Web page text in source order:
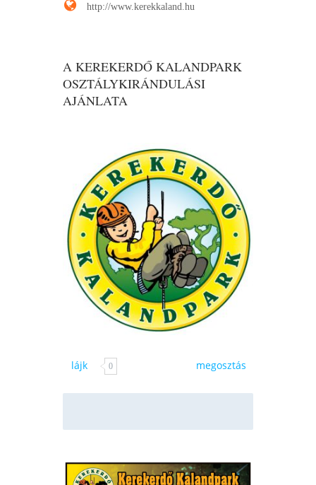
http://www.kerekkaland.hu
A KEREKERDŐ KALANDPARK
OSZTÁLYKIRÁNDULÁSI
AJÁNLATA
lájk 0 megosztás